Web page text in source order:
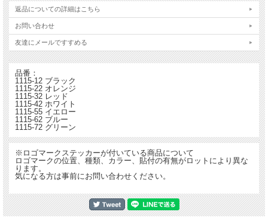
返品についての詳細はこちら
お問い合わせ
友達にメールですすめる
品番：
1115-12 ブラック
1115-22 オレンジ
1115-32 レッド
1115-42 ホワイト
1115-55 イエロー
1115-62 ブルー
1115-72 グリーン
※ロゴマークステッカーが付いている商品について
ロゴマークの位置、種類、カラー、貼付の有無がロットにより異な
ります。
気になる方は事前にお問い合わせください。